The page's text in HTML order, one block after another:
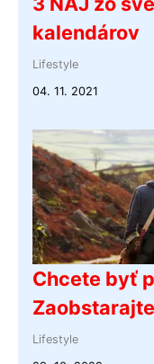
kalendárov
Lifestyle
04. 11. 2021
Chcete byť
Lifestyle